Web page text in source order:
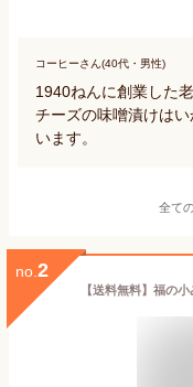
コーヒーさん(40代・男性)
1940ねんに創業した
チーズの味噌漬けは
います。
全て
no. 2